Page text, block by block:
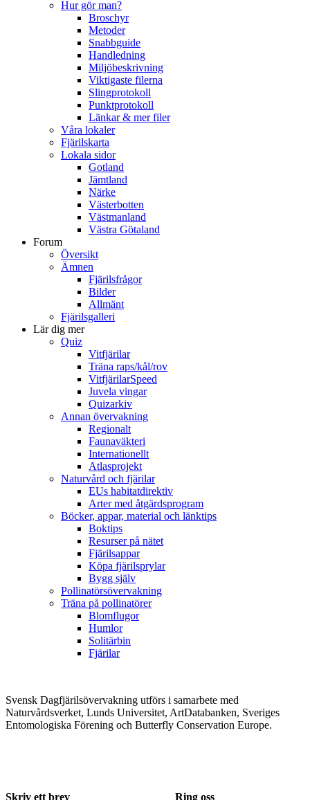
Hur gör man?
Broschyr
Metoder
Snabbguide
Handledning
Miljöbeskrivning
Viktigaste filerna
Slingprotokoll
Punktprotokoll
Länkar & mer filer
Våra lokaler
Fjärilskarta
Lokala sidor
Gotland
Jämtland
Närke
Västerbotten
Västmanland
Västra Götaland
Forum
Översikt
Ämnen
Fjärilsfrågor
Bilder
Allmänt
Fjärilsgalleri
Lär dig mer
Quiz
Vitfjärilar
Träna raps/kål/rov
VitfjärilarSpeed
Juvela vingar
Quizarkiv
Annan övervakning
Regionalt
Faunaväkteri
Internationellt
Atlasprojekt
Naturvård och fjärilar
EUs habitatdirektiv
Arter med åtgärdsprogram
Böcker, appar, material och länktips
Boktips
Resurser på nätet
Fjärilsappar
Köpa fjärilsprylar
Bygg själv
Pollinatörsövervakning
Träna på pollinatörer
Blomflugor
Humlor
Solitärbin
Fjärilar
Svensk Dagfjärilsövervakning utförs i samarbete med
Naturvårdsverket, Lunds Universitet, ArtDatabanken, Sveriges
Entomologiska Förening och Butterfly Conservation Europe.
Skriv ett brev Ring oss